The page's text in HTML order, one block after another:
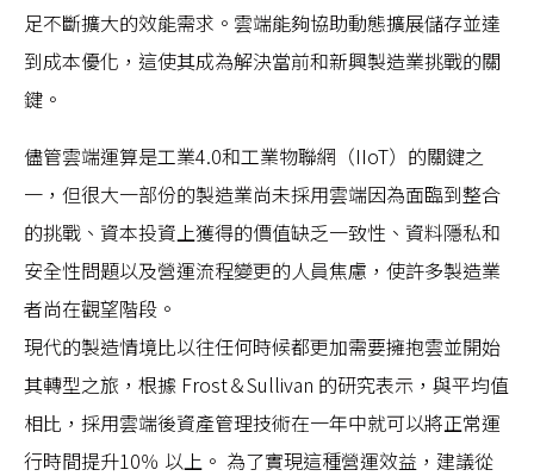
足不斷擴大的效能需求。雲端能夠協助動態擴展儲存並達
到成本優化，這使其成為解決當前和新興製造業挑戰的關
鍵。
儘管雲端運算是工業4.0和工業物聯網（IIoT）的關鍵之
一，但很大一部份的製造業尚未採用雲端因為面臨到整合
的挑戰、資本投資上獲得的價值缺乏一致性、資料隱私和
安全性問題以及營運流程變更的人員焦慮，使許多製造業
者尚在觀望階段。
現代的製造情境比以往任何時候都更加需要擁抱雲並開始
其轉型之旅，根據 Frost＆Sullivan 的研究表示，與平均值
相比，採用雲端後資產管理技術在一年中就可以將正常運
行時間提升10％ 以上。 為了實現這種營運效益，建議從